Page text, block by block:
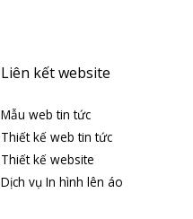
Liên kết website
Mẫu web tin tức
Thiết kế web tin tức
Thiết kế website
Dịch vụ In hình lên áo